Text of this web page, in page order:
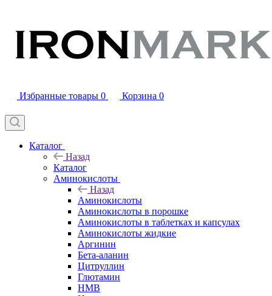
Избранные товары 0 Корзина 0
Каталог
Назад
Каталог
Аминокислоты
Назад
Аминокислоты
Аминокислоты в порошке
Аминокислоты в таблетках и капсулах
Аминокислоты жидкие
Аргинин
Бета-аланин
Цитруллин
Глютамин
HMB